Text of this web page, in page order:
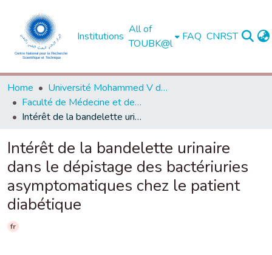
Institutions
All of
TOUBK@l
FAQ CNRST
Home
Université Mohammed V de Rabat
Faculté de Médecine et de Pharmacie - Rabat
Intérêt de la bandelette urinaire dans le dépistage des bactériuries asymptomatiques chez le patient diabétique
Intérêt de la bandelette urinaire
dans le dépistage des bactériuries
asymptomatiques chez le patient
diabétique
fr